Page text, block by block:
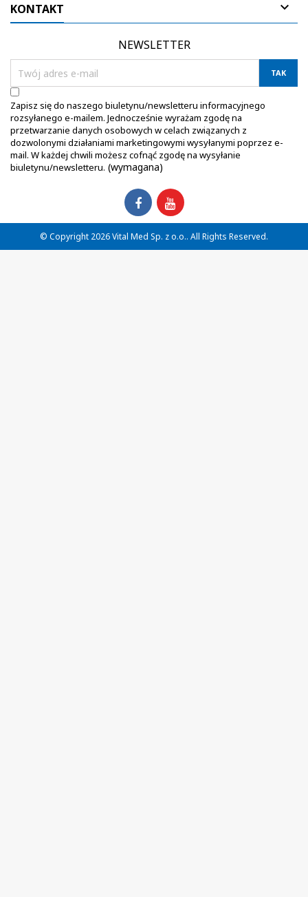
KONTAKT 
NEWSLETTER
Zapisz się do naszego biuletynu/newsletteru informacyjnego
rozsyłanego e-mailem. Jednocześnie wyrażam zgodę na
przetwarzanie danych osobowych w celach związanych z
dozwolonymi działaniami marketingowymi wysyłanymi poprzez e-
mail. W każdej chwili możesz cofnąć zgodę na wysyłanie
biuletynu/newsletteru. (wymagana)
© Copyright 2026 Vital Med Sp. z o.o.. All Rights Reserved.